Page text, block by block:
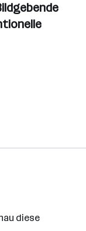
diese